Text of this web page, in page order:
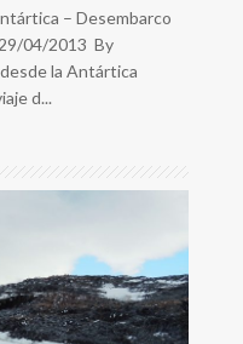
– Desembarco
04/2013 By
la Antártica
d...